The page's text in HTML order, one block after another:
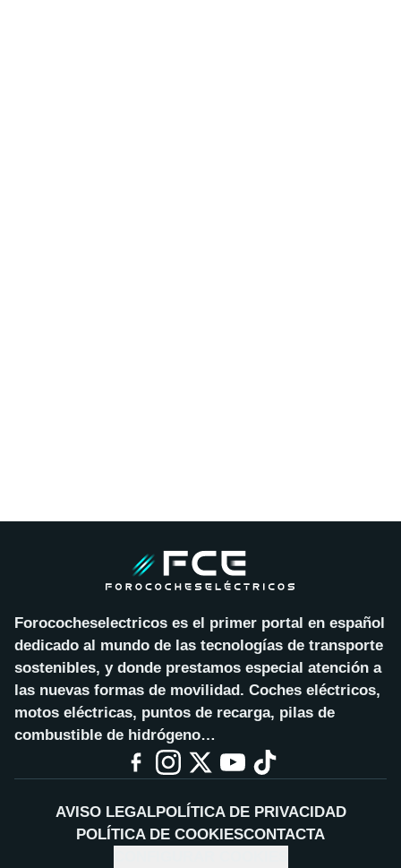
Forococheselectricos es el primer portal en español
dedicado al mundo de las tecnologías de transporte
sostenibles, y donde prestamos especial atención a
las nuevas formas de movilidad. Coches eléctricos,
motos eléctricas, puntos de recarga, pilas de
combustible de hidrógeno…
AVISO LEGALPOLÍTICA DE PRIVACIDAD
POLÍTICA DE COOKIESCONTACTA